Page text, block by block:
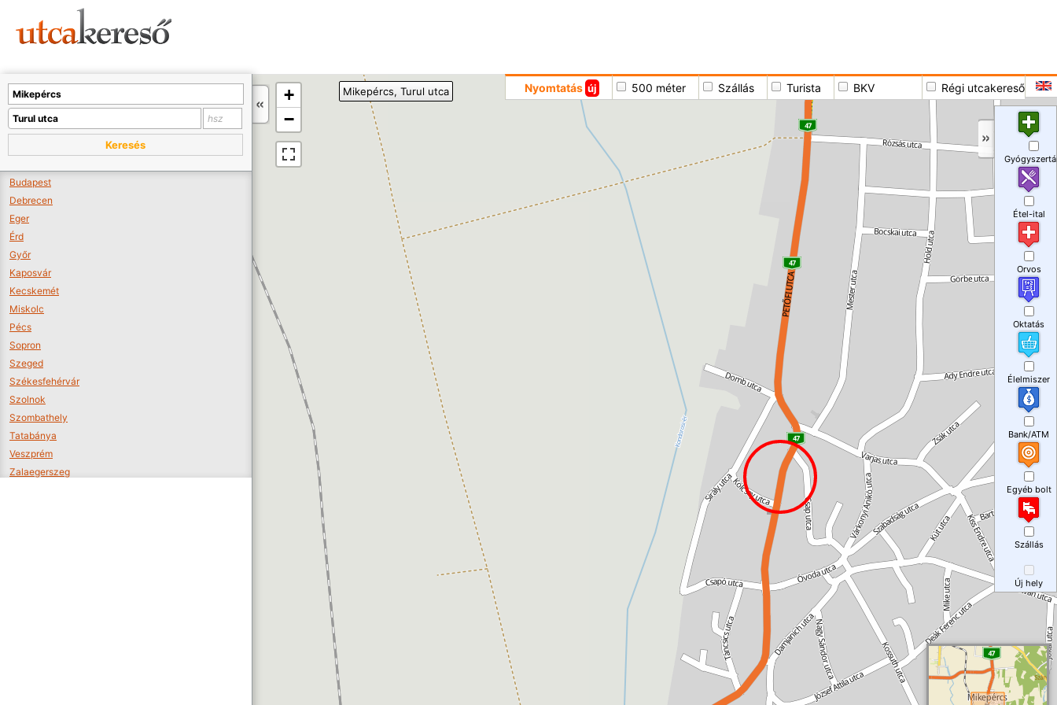
+
−
Nyomtatás új 500 méter Szállás Turista BKV Régi utcakereső
Mikepércs, Turul utca
Keresés
Budapest
Debrecen
Eger
Érd
Győr
Kaposvár
Kecskemét
Miskolc
Pécs
Sopron
Szeged
Székesfehérvár
Szolnok
Szombathely
Tatabánya
Veszprém
Zalaegerszeg
Étel-ital
Orvos
Oktatás
Élelmiszer
Bank/ATM
Egyéb bolt
Szállás
Új hely
A térképet kicsinyíteni kell, hogy látszódjanak a boltok.
Boltok látszódjanak >>